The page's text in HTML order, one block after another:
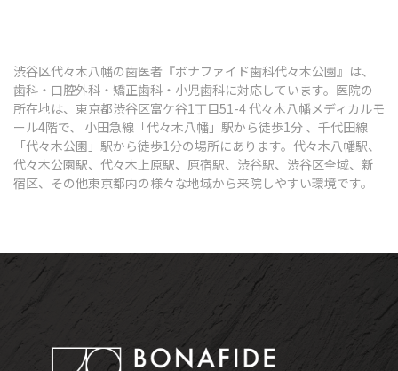
渋谷区代々木八幡の歯医者『ボナファイド歯科代々木公園』は、
歯科・口腔外科・矯正歯科・小児歯科に対応しています。医院の
所在地は、東京都渋谷区富ケ谷1丁目51-4 代々木八幡メディカルモ
ール4階で、 小田急線「代々木八幡」駅から徒歩1分 、千代田線
「代々木公園」駅から徒歩1分の場所にあります。代々木八幡駅、
代々木公園駅、代々木上原駅、原宿駅、渋谷駅、渋谷区全域、新
宿区、その他東京都内の様々な地域から来院しやすい環境です。